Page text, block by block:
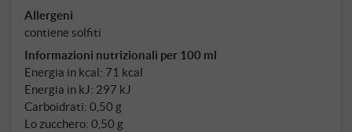
Allergeni
contiene solfiti
Informazioni nutrizionali per 100 ml
Energia in kcal: 71 kcal
Energia in kJ: 297 kJ
Carboidrati: 0,50 g
Lo zucchero: 0,50 g